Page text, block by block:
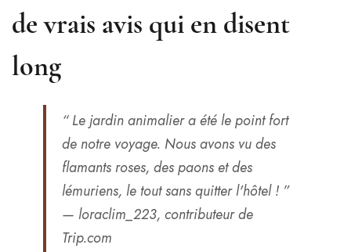
de vrais avis qui en disent
long
“ Le jardin animalier a été le point fort
de notre voyage. Nous avons vu des
flamants roses, des paons et des
lémuriens, le tout sans quitter l'hôtel ! ”
— loraclim_223, contributeur de
Trip.com